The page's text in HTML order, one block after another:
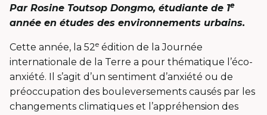
Par Rosine Toutsop Dongmo, étudiante de 1e
année en études des environnements urbains.
Cette année, la 52e édition de la Journée
internationale de la Terre a pour thématique l’éco-
anxiété. Il s’agit d’un sentiment d’anxiété ou de
préoccupation des bouleversements causés par les
changements climatiques et l’appréhension des